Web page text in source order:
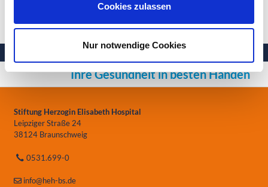
Cookies zulassen
Nur notwendige Cookies
Ihre Gesundheit in besten Händen
Stiftung Herzogin Elisabeth Hospital
Leipziger Straße 24
38124 Braunschweig
0531.699-0
info@heh-bs.de